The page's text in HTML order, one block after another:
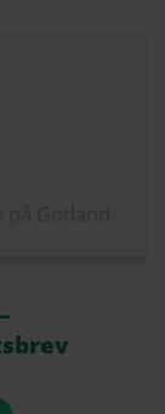
23,
och visa